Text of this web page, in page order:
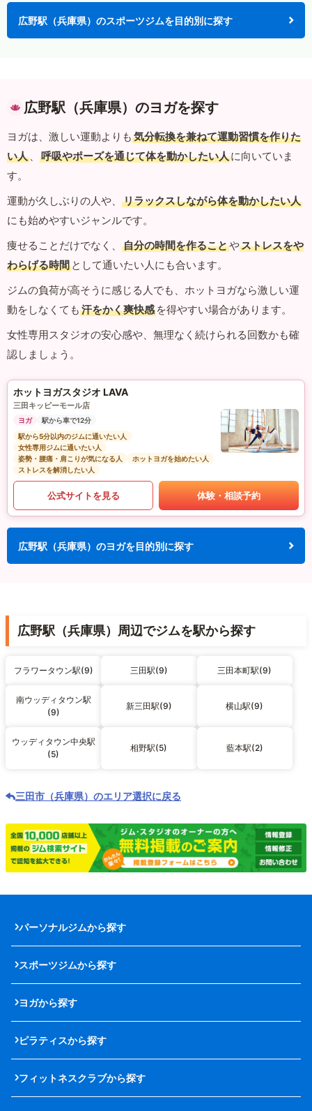
広野駅（兵庫県）のスポーツジムを目的別に探す
広野駅（兵庫県）のヨガを探す
ヨガは、激しい運動よりも 気分転換を兼ねて運動習慣を作りた
い人 、 呼吸やポーズを通じて体を動かしたい人に向いていま
す。
運動が久しぶりの人や、
リラックスしながら体を動かしたい人
にも始めやすいジャンルです。
痩せることだけでなく、
自分の時間を作ることやストレスをや
わらげる時間 として通いたい人にも合います。
ジムの負荷が高そうに感じる人でも、ホットヨガなら激しい運
動をしなくても 汗をかく爽快感 を得やすい場合があります。
女性専用スタジオの安心感や、無理なく続けられる回数かも確
認しましょう。
ホットヨガスタジオ LAVA
三田キッピーモール店
ヨガ
駅から車で12分
駅から5分以内のジムに通いたい人
女性専用ジムに通いたい人
姿勢・腰痛・肩こりが気になる人
ホットヨガを始めたい人
ストレスを解消したい人
公式サイトを見る 体験・相談予約
広野駅（兵庫県）のヨガを目的別に探す
広野駅（兵庫県）周辺でジムを駅から探す
フラワータウン駅(9) 三田駅(9) 三田本町駅(9)
南ウッディタウン駅
(9)
新三田駅(9) 横山駅(9)
ウッディタウン中央駅
(5)
相野駅(5) 藍本駅(2)
三田市（兵庫県）のエリア選択に戻る
パーソナルジムから探す
スポーツジムから探す
ヨガから探す
ピラティスから探す
フィットネスクラブから探す